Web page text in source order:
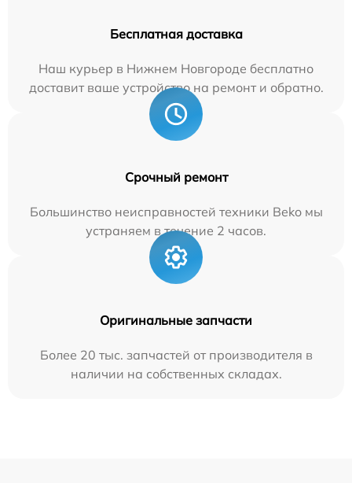
Бесплатная доставка
Наш курьер в Нижнем Новгороде бесплатно
доставит ваше устройство на ремонт и обратно.
Срочный ремонт
Большинство неисправностей техники Beko мы
устраняем в течение 2 часов.
Оригинальные запчасти
Более 20 тыс. запчастей от производителя в
наличии на собственных складах.